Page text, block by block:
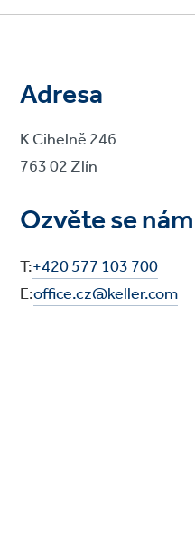
Adresa
K Cihelně 246
763 02 Zlín
Ozvěte se nám
T:+420 577 103 700
E:office.cz@keller.com